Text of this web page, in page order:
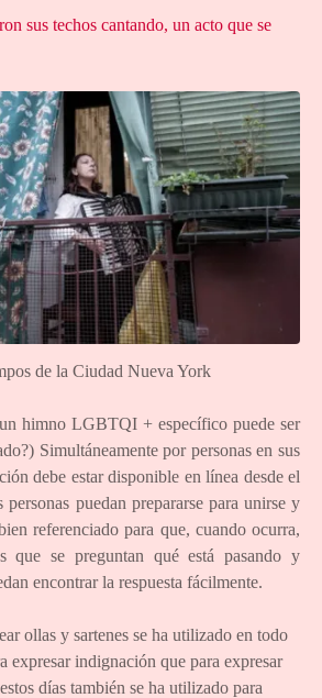
sus techos cantando, un acto que se
de la Ciudad Nueva York
himno LGBTQI + específico puede ser
Simultáneamente por personas en sus
debe estar disponible en línea desde el
puedan prepararse para unirse y
referenciado para que, cuando ocurra,
que se preguntan qué está pasando y
encontrar la respuesta fácilmente.
ollas y sartenes se ha utilizado en todo
expresar indignación que para expresar
días también se ha utilizado para